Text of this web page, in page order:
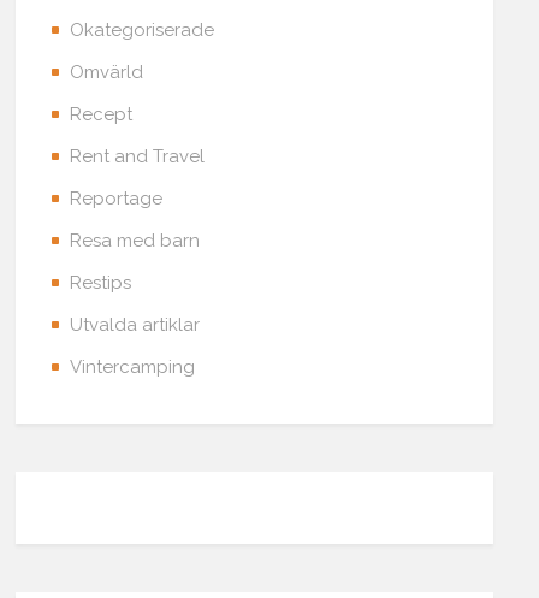
Okategoriserade
Omvärld
Recept
Rent and Travel
Reportage
Resa med barn
Restips
Utvalda artiklar
Vintercamping